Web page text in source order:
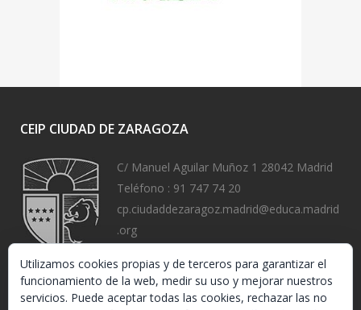
CEIP CIUDAD DE ZARAGOZA
C/ Manuel Aguilar Muñoz 1 28042 Madrid
Teléfono : 91 747 74 20
cp.ciudaddezaragoz.madrid@educa.madrid
.org
Utilizamos cookies propias y de terceros para garantizar el
funcionamiento de la web, medir su uso y mejorar nuestros
servicios. Puede aceptar todas las cookies, rechazar las no